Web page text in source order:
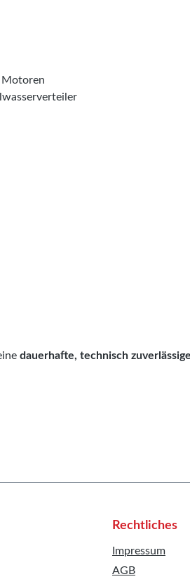
Motoren
dauerhafte, technisch
Rechtliches
Impressum
AGB